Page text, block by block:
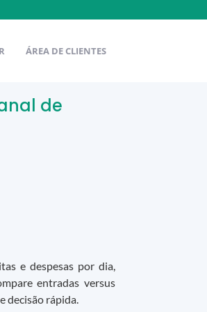
ÁREA DE CLIENTES
de
e despesas por dia,
entradas versus
decisão rápida.